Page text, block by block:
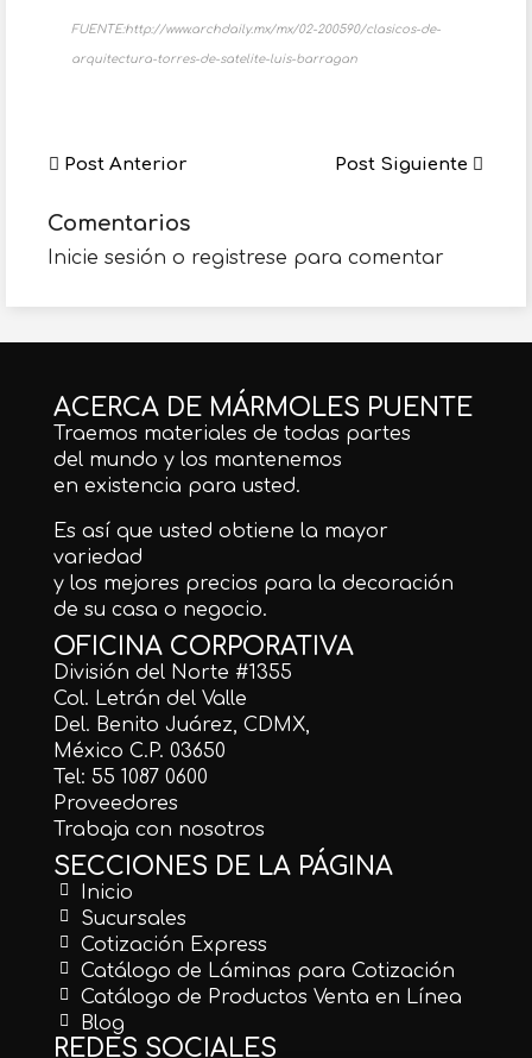
FUENTE:http://www.archdaily.mx/mx/02-200590/clasicos-de-
arquitectura-torres-de-satelite-luis-barragan
Post Anterior Post Siguiente
Comentarios
Inicie sesión o registrese para comentar
ACERCA DE MÁRMOLES PUENTE
Traemos materiales de todas partes
del mundo y los mantenemos
en existencia para usted.
Es así que usted obtiene la mayor
variedad
y los mejores precios para la decoración
de su casa o negocio.
OFICINA CORPORATIVA
División del Norte #1355
Col. Letrán del Valle
Del. Benito Juárez, CDMX,
México C.P. 03650
Tel: 55 1087 0600
Proveedores
Trabaja con nosotros
SECCIONES DE LA PÁGINA
Inicio
Sucursales
Cotización Express
Catálogo de Láminas para Cotización
Catálogo de Productos Venta en Línea
Blog
REDES SOCIALES